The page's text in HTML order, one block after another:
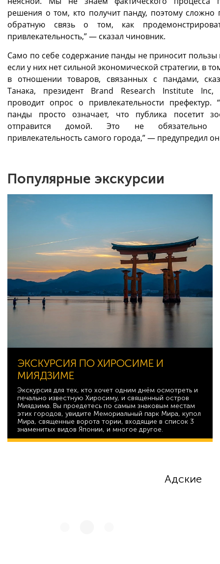
решения о том, кто получит панду, поэтому сложно
обратную связь о том, как
привлекательность,” — сказал чиновник.
Само по себе содержание панды не приносит пользы
если у них нет сильной экономической стратегии, в
в отношении товаров, связанных с пандами,
Танака, президент Brand Research Institute Inc,
проводит опрос о привлекательности префектур.
панды просто означает, что публика посетит
отправится домой. Это не обязательно
привлекательность самого города,” — предупредил
Популярные экскурсии
ЭКСКУРСИЯ ПО ХИРОСИМЕ И
МИЯДЗИМЕ
Экскурсия для тех, кто хочет одним днём осмотреть и
печально известную Хиросиму, и священный остров
Миядзима. Вы проедетесь по самым знаковым местам
этих городов, увидите Мемориальный парк Мира, купол
Мира, священные ворота тории, входящие в список 3
знаменитых видов Японии, и многое другое.
Адские